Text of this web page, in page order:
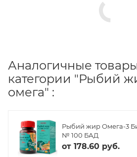
Аналогичные
категории "Рыбий
омега" :
Рыбий жир Омега-3
№ 100 БАД
от 178.60 руб.